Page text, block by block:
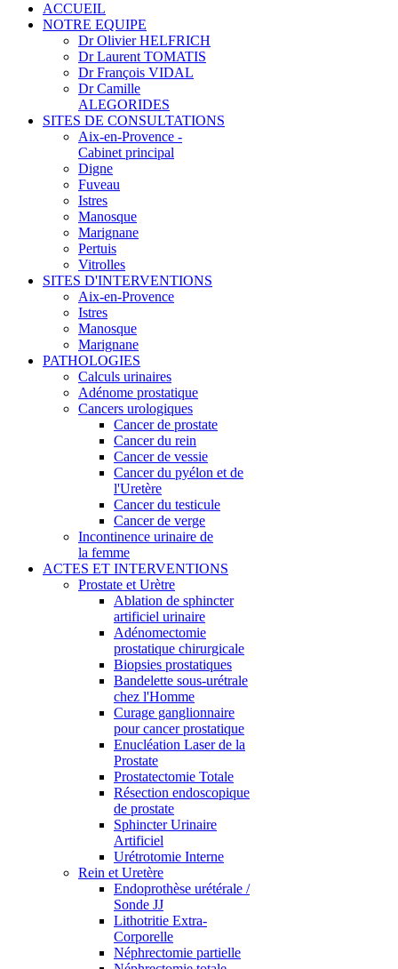
ACCUEIL
NOTRE EQUIPE
Dr Olivier HELFRICH
Dr Laurent TOMATIS
Dr François VIDAL
Dr Camille
ALEGORIDES
SITES DE CONSULTATIONS
Aix-en-Provence -
Cabinet principal
Digne
Fuveau
Istres
Manosque
Marignane
Pertuis
Vitrolles
SITES D'INTERVENTIONS
Aix-en-Provence
Istres
Manosque
Marignane
PATHOLOGIES
Calculs urinaires
Adénome prostatique
Cancers urologiques
Cancer de prostate
Cancer du rein
Cancer de vessie
Cancer du pyélon et de
l'Uretère
Cancer du testicule
Cancer de verge
Incontinence urinaire de
la femme
ACTES ET INTERVENTIONS
Prostate et Urètre
Ablation de sphincter
artificiel urinaire
Adénomectomie
prostatique chirurgicale
Biopsies prostatiques
Bandelette sous-urétrale
chez l'Homme
Curage ganglionnaire
pour cancer prostatique
Enucléation Laser de la
Prostate
Prostatectomie Totale
Résection endoscopique
de prostate
Sphincter Urinaire
Artificiel
Urétrotomie Interne
Rein et Uretère
Endoprothèse urétérale /
Sonde JJ
Lithotritie Extra-
Corporelle
Néphrectomie partielle